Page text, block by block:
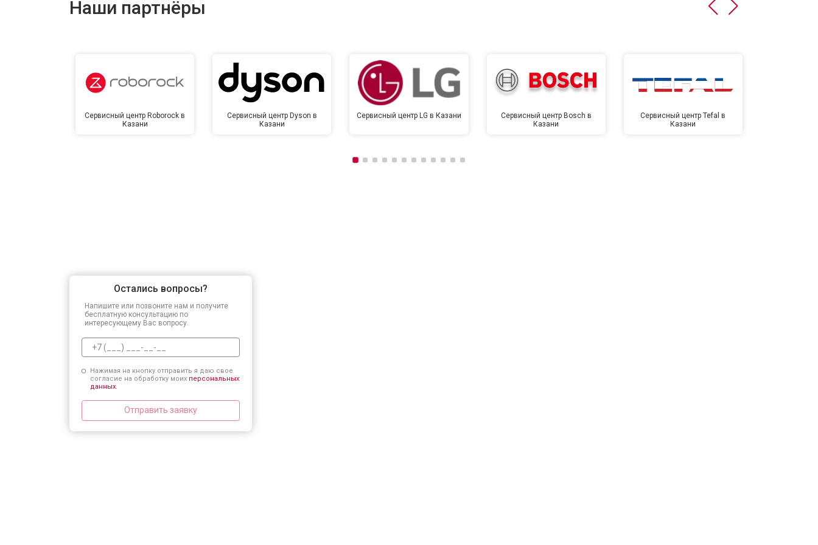
Замена сетевого трансформатора
Наши партнёры
Сервисный центр Roborock в
Казани
Сервисный центр Dyson в
Казани
Сервисный центр LG в Казани
Сервисный центр Bosch в
Казани
Сервисный центр Tefal в
Казани
Остались вопросы?
Напишите или позвоните нам и получите
бесплатную консультацию по
интересующему Вас вопросу.
Нажимая на кнопку отправить я даю свое
согласие на обработку моих персональных
данных.
Отправить заявку